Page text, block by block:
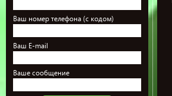
Ваш номер телефона (с кодом)
Ваш E-mail
Ваше сообщение